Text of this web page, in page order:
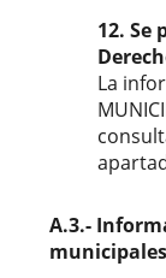
12. Se
La
A.3.-
municipales